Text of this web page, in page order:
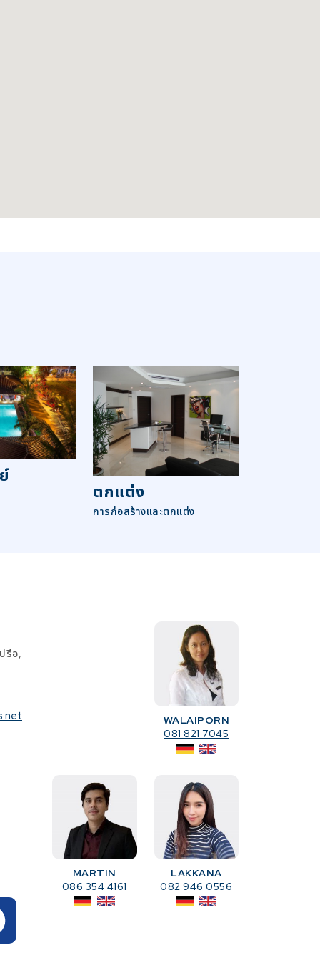
ตกแต่ง
การก่อสร้างและตกแต่ง
รือ,
WALAIPORN
081 821 7045
MARTIN
086 354 4161
LAKKANA
082 946 0556